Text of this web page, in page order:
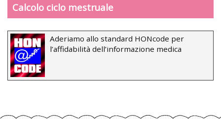
Calcolo ciclo mestruale
Aderiamo allo standard HONcode per
l’affidabilità dell’informazione medica